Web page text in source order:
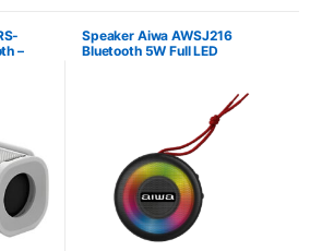
–
Speaker Aiwa AWSJ216
Bluetooth 5W Full LED